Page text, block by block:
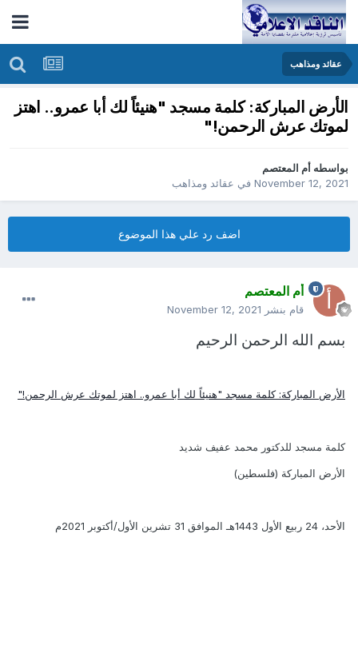
عقائد ومذاهب
الأرض المباركة: كلمة مسجد "هنيئاً لك أبا عمرو.. اهتز
لموتك عرش الرحمن!"
بواسطهأم المعتصم
November 12, 2021في عقائد ومذاهب
اضف رد علي هذا الموضوع
أم المعتصم
قام بنشر November 12, 2021
بسم الله الرحمن الرحيم
الأرض المباركة: كلمة مسجد "هنيئاً لك أبا عمرو.. اهتز لموتك عرش الرحمن!"
كلمة مسجد للدكتور محمد عفيف شديد
الأرض المباركة (فلسطين)
الأحد، 24 ربيع الأول 1443هـ الموافق 31 تشرين الأول/أكتوبر 2021م